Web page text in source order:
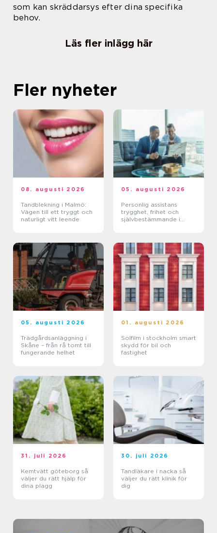
som kan skräddarsys efter dina specifika
behov.
Läs fler inlägg här
Fler nyheter
08. augusti 2026
Tandblekning i Malmö:
Vägen till ett tryggt och
naturligt vitt leende
05. augusti 2026
Personlig assistans
trygghet, frihet och
självbestämmande i
05. augusti 2026
Trädgårdsanläggning i
Skåne – från rå tomt till
fungerande helhet
01. augusti 2026
Solfilm i stockholm smart
skydd för bil och
fastighet
31. juli 2026
Kemtvätt göteborg så
väljer du rätt hjälp för
dina plagg
30. juli 2026
Tandläkare i nacka så
väljer du rätt klinik för
dig